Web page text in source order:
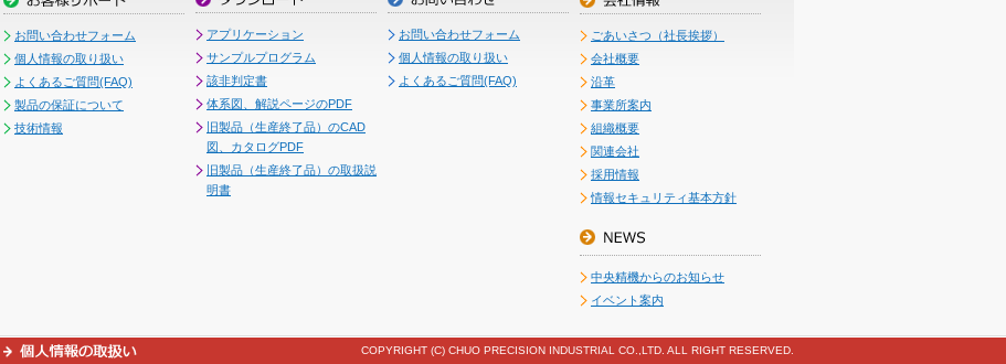
お問い合わせフォーム
個人情報の取り扱い
よくあるご質問(FAQ)
製品の保証について
技術情報
アプリケーション
サンプルプログラム
該非判定書
体系図、解説ページのPDF
旧製品（生産終了品）のCAD
図、カタログPDF
旧製品（生産終了品）の取扱説
明書
お問い合わせフォーム
個人情報の取り扱い
よくあるご質問(FAQ)
ごあいさつ（社長挨拶）
会社概要
沿革
事業所案内
組織概要
関連会社
採用情報
情報セキュリティ基本方針
中央精機からのお知らせ
イベント案内
COPYRIGHT (C) CHUO PRECISION INDUSTRIAL CO.,LTD. ALL RIGHT RESERVED.